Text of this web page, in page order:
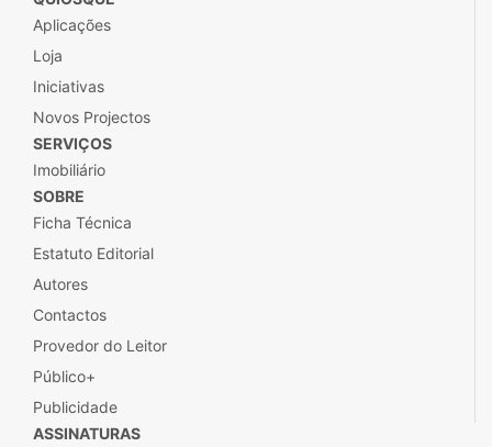
Aplicações
Loja
Iniciativas
Novos Projectos
SERVIÇOS
Imobiliário
SOBRE
Ficha Técnica
Estatuto Editorial
Autores
Contactos
Provedor do Leitor
Público+
Publicidade
ASSINATURAS